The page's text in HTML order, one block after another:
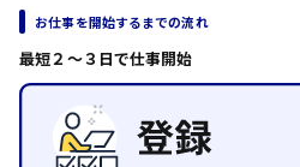
ルート営業
その他の専門職
施設管理・整備
清掃
施工管理
自動車整備士
東広島市
お仕事を開始するまでの流れ
最短２〜３日で仕事開始